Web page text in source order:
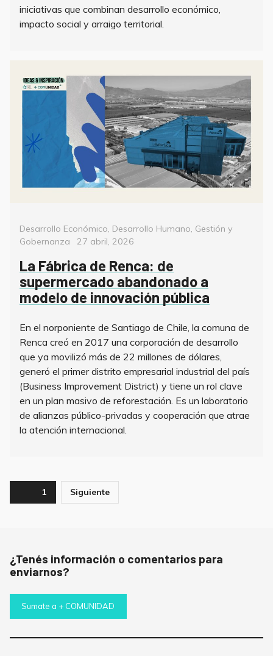
iniciativas que combinan desarrollo económico,
impacto social y arraigo territorial.
Categorías
Desarrollo Económico, Desarrollo Humano, Gestión y
Gobernanza
Posted
27 abril, 2026
La Fábrica de Renca: de
supermercado abandonado a
modelo de innovación pública
En el norponiente de Santiago de Chile, la comuna de
Renca creó en 2017 una corporación de desarrollo
que ya movilizó más de 22 millones de dólares,
generó el primer distrito empresarial industrial del país
(Business Improvement District) y tiene un rol clave
en un plan masivo de reforestación. Es un laboratorio
de alianzas público-privadas y cooperación que atrae
la atención internacional.
Paginación
de
Page1 Siguiente
¿Tenés información o comentarios para
enviarnos?
Sumate a + COMUNIDAD